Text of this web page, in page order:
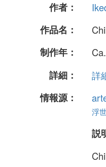
作者：
作品名：
制作年：
詳細：
詳
情報源：
浮
説